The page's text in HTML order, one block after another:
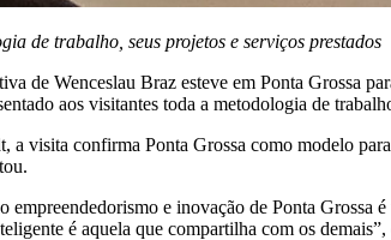
de trabalho, seus projetos e serviços prestados
de Wenceslau Braz esteve em Ponta Grossa
aos visitantes toda a metodologia de
a visita confirma Ponta Grossa como modelo
e inovação de Ponta Grossa
é aquela que compartilha com os